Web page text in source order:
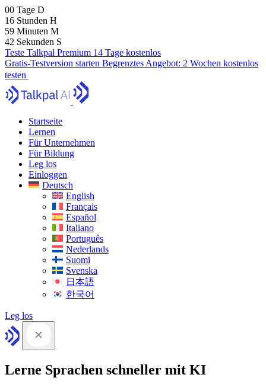
00 Tage D
16 Stunden H
59 Minuten M
41 Sekunden S
Teste Talkpal Premium 14 Tage kostenlos
Gratis-Testversion starten Begrenztes Angebot: 2 Wochen kostenlos
testen
Startseite
Lernen
Für Unternehmen
Für Bildung
Leg los
Einloggen
Deutsch
English
Français
Español
Italiano
Português
Nederlands
Suomi
Svenska
日本語
한국어
Leg los
Lerne Sprachen schneller mit KI